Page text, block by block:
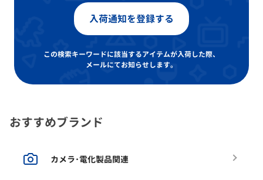
入荷通知を登録する
この検索キーワードに該当するアイテムが入荷した際、
メールにてお知らせします。
おすすめブランド
カメラ･電化製品関連